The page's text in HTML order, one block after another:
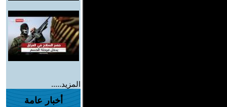
المزيد.....
أخبار عامة